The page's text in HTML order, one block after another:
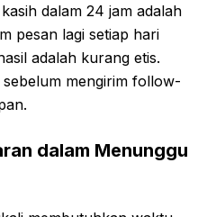
dalam 24 jam adalah
pesan lagi setiap hari
adalah kurang etis.
mengirim follow-
dalam Menunggu